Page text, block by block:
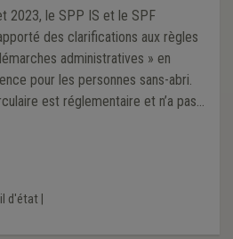
2023, le SPP IS et le SPF
des clarifications aux règles
administratives » en
pour les personnes sans-abri.
est réglementaire et n’a pas
d'état|